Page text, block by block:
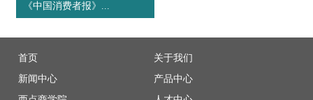
《中国消费者报》...
首页
关于我们
新闻中心
产品中心